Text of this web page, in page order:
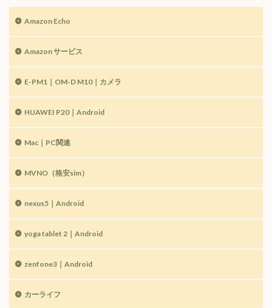
Amazon Echo
Amazon サービス
E-PM1｜OM-D M10｜カメラ
HUAWEI P20｜Android
Mac｜PC関連
MVNO（格安sim）
nexus5｜Android
yoga tablet 2｜Android
zenfone3｜Android
カーライフ